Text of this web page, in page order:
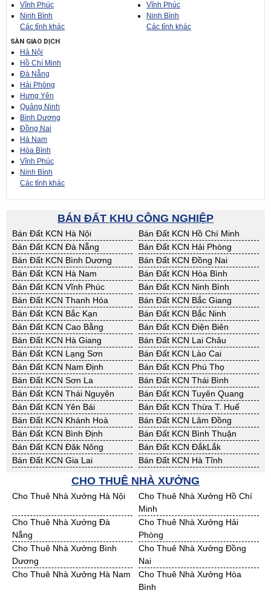
Vĩnh Phúc
Ninh Bình
Các tỉnh khác
Vĩnh Phúc
Ninh Bình
Các tỉnh khác
SÀN GIAO DỊCH
Hà Nội
Hồ Chí Minh
Đà Nẵng
Hải Phòng
Hưng Yên
Quảng Ninh
Bình Dương
Đồng Nai
Hà Nam
Hòa Bình
Vĩnh Phúc
Ninh Bình
Các tỉnh khác
BÁN ĐẤT KHU CÔNG NGHIỆP
Bán Đất KCN Hà Nội
Bán Đất KCN Hồ Chí Minh
Bán Đất KCN Đà Nẵng
Bán Đất KCN Hải Phòng
Bán Đất KCN Bình Dương
Bán Đất KCN Đồng Nai
Bán Đất KCN Hà Nam
Bán Đất KCN Hòa Bình
Bán Đất KCN Vĩnh Phúc
Bán Đất KCN Ninh Bình
Bán Đất KCN Thanh Hóa
Bán Đất KCN Bắc Giang
Bán Đất KCN Bắc Kạn
Bán Đất KCN Bắc Ninh
Bán Đất KCN Cao Bằng
Bán Đất KCN Điện Biên
Bán Đất KCN Hà Giang
Bán Đất KCN Lai Châu
Bán Đất KCN Lạng Sơn
Bán Đất KCN Lào Cai
Bán Đất KCN Nam Định
Bán Đất KCN Phú Thọ
Bán Đất KCN Sơn La
Bán Đất KCN Thái Bình
Bán Đất KCN Thái Nguyên
Bán Đất KCN Tuyên Quang
Bán Đất KCN Yên Bái
Bán Đất KCN Thừa T. Huế
Bán Đất KCN Khánh Hoà
Bán Đất KCN Lâm Đồng
Bán Đất KCN Bình Định
Bán Đất KCN Bình Thuận
Bán Đất KCN Đăk Nông
Bán Đất KCN ĐắkLắk
Bán Đất KCN Gia Lai
Bán Đất KCN Hà Tĩnh
Bán Đất KCN Nghệ An
Bán Đất KCN Ninh Thuận
Bán Đất KCN Phú Yên
Bán Đất KCN Quảng Bình
Bán Đất KCN Quảng Nam
Bán Đất KCN Quảng Ngãi
Bán Đất KCN Bà Rịa - VT
Bán Đất KCN Cần Thơ
Bán Đất KCN An Giang
Bán Đất KCN Bạc Liêu
Bán Đất KCN Bến Tre
Bán Đất KCN Bình Phước
Bán Đất KCN Cà Mau
Bán Đất KCN Đồng Tháp
Bán Đất KCN Hậu Giang
Bán Đất KCN Kiên Giang
Bán Đất KCN Long An
CHO THUÊ NHÀ XƯỞNG
Cho Thuê Nhà Xưởng Hà Nội
Cho Thuê Nhà Xưởng Hồ Chí
Minh
Cho Thuê Nhà Xưởng Đà
Nẵng
Cho Thuê Nhà Xưởng Hải
Phòng
Cho Thuê Nhà Xưởng Bình
Dương
Cho Thuê Nhà Xưởng Đồng
Nai
Cho Thuê Nhà Xưởng Hà Nam
Cho Thuê Nhà Xưởng Hòa
Bình